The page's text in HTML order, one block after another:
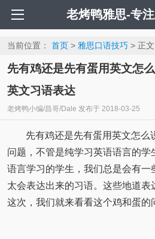
老烤鸭雅思-专
当前位置： 首页> 雅思口语技巧> 正文
先有鸡还是先有蛋用英文怎
英文习语表达
老烤鸭小编/昌哥/Dale 发布于 2018-03-25
先有鸡还是先有蛋用英文怎么
问题，不管是纯学习英语语言的学
语言学习的学生，我们总是会有一
太会表达出来的习语。这些地道表
这次，我们就来看看这个鸡和蛋的